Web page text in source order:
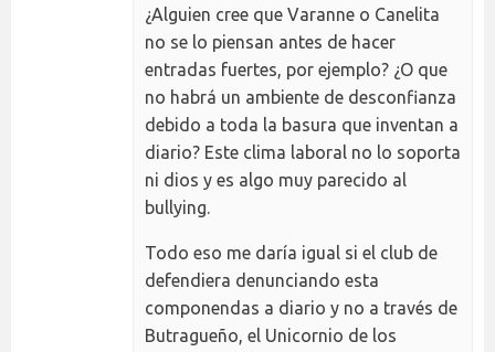
¿Alguien cree que Varanne o Canelita
no se lo piensan antes de hacer
entradas fuertes, por ejemplo? ¿O que
no habrá un ambiente de desconfianza
debido a toda la basura que inventan a
diario? Este clima laboral no lo soporta
ni dios y es algo muy parecido al
bullying.
Todo eso me daría igual si el club de
defendiera denunciando esta
componendas a diario y no a través de
Butragueño, el Unicornio de los